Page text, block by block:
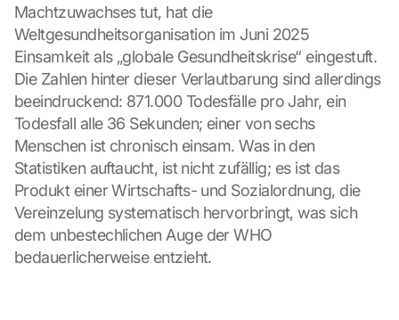
Machtzuwachses tut, hat die
Weltgesundheitsorganisation im Juni 2025
Einsamkeit als „globale Gesundheitskrise“ eingestuft.
Die Zahlen hinter dieser Verlautbarung sind allerdings
beeindruckend: 871.000 Todesfälle pro Jahr, ein
Todesfall alle 36 Sekunden; einer von sechs
Menschen ist chronisch einsam. Was in den
Statistiken auftaucht, ist nicht zufällig; es ist das
Produkt einer Wirtschafts- und Sozialordnung, die
Vereinzelung systematisch hervorbringt, was sich
dem unbestechlichen Auge der WHO
bedauerlicherweise entzieht.